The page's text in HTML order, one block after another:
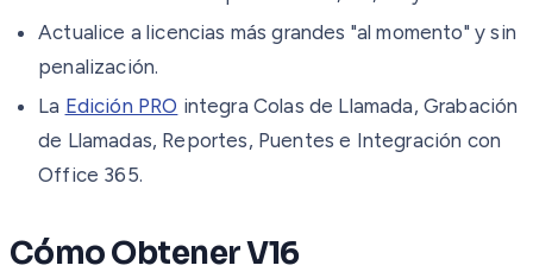
Actualice a licencias más grandes "al momento" y sin
penalización.
La Edición PRO integra Colas de Llamada, Grabación
de Llamadas, Reportes, Puentes e Integración con
Office 365.
Cómo Obtener V16